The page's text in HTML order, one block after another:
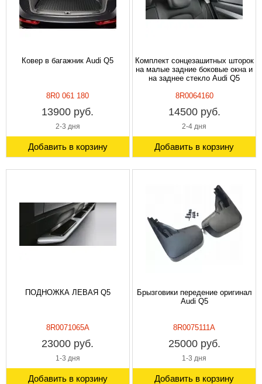
Ковер в багажник Audi Q5
8R0 061 180
13900 руб.
2-3 дня
Добавить в корзину
Комплект сонцезашитных шторок
на малые задние боковые окна и
на заднее стекло Audi Q5
8R0064160
14500 руб.
2-4 дня
Добавить в корзину
ПОДНОЖКА ЛЕВАЯ Q5
8R0071065A
23000 руб.
1-3 дня
Добавить в корзину
Брызговики передение оригинал
Audi Q5
8R0075111A
25000 руб.
1-3 дня
Добавить в корзину